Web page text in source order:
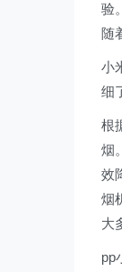
验
随
小
细
根
烟
效
烟
大
pp